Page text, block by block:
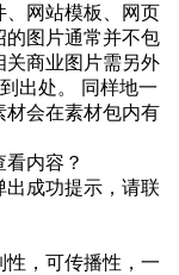
、网站模板、网页
的图片通常并不包
关商业图片需另外
出处。 同样地一
材会在素材包内有
内容？
成功提示，请联
，可传播性，一